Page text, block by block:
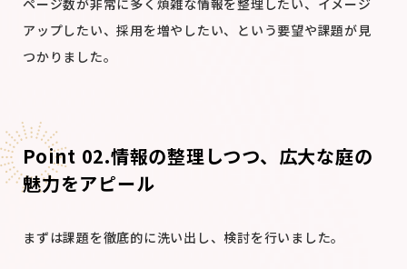
アップしたい、採用を増やしたい、という要望や課題が見
つかりました。
Point 02.情報の整理しつつ、広大な庭の
魅力をアピール
まずは課題を徹底的に洗い出し、検討を行いました。